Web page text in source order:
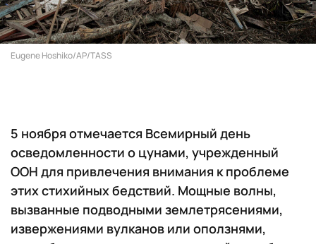
Eugene Hoshiko/AP/TASS
5 ноября отмечается Всемирный день
осведомленности о цунами, учрежденный
ООН для привлечения внимания к проблеме
этих стихийных бедствий. Мощные волны,
вызванные подводными землетрясениями,
извержениями вулканов или оползнями,